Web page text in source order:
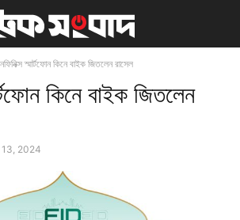
স্মার্টফোন কিনে বাইক জিতলেন রাসেল
কিনে বাইক জিতলেন
2024